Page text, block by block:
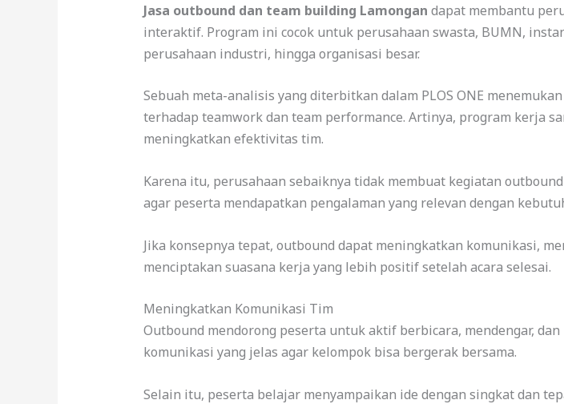
Jasa outbound dan team building Lamongan dapat membantu
interaktif. Program ini cocok untuk perusahaan swasta, BUMN,
perusahaan industri, hingga organisasi besar.
Sebuah meta-analisis yang diterbitkan dalam PLOS ONE
terhadap teamwork dan team performance. Artinya, program kerja
meningkatkan efektivitas tim.
Karena itu, perusahaan sebaiknya tidak membuat kegiatan
agar peserta mendapatkan pengalaman yang relevan dengan
Jika konsepnya tepat, outbound dapat meningkatkan komunikasi,
menciptakan suasana kerja yang lebih positif setelah acara selesai.
Meningkatkan Komunikasi Tim
Outbound mendorong peserta untuk aktif berbicara, mendengar,
komunikasi yang jelas agar kelompok bisa bergerak bersama.
Selain itu, peserta belajar menyampaikan ide dengan singkat dan